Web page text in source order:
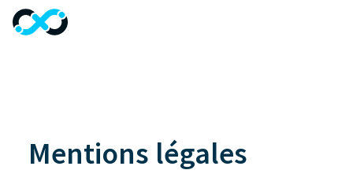
Mentions légales